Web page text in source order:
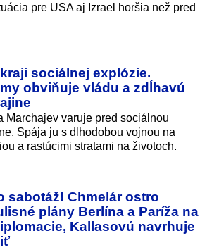
pre USA aj Izrael horšia než pred
sociálnej explózie.
obviňuje vládu a zdĺhavú
Marchajev varuje pred sociálnou
Spája ju s dlhodobou vojnou na
a rastúcimi stratami na životoch.
sabotáž! Chmelár ostro
plány Berlína a Paríža na
Kallasovú navrhuje